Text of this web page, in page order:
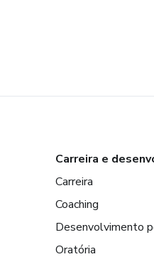
Carreira e
Carreira
Coaching
Desenvolvimento
Oratória